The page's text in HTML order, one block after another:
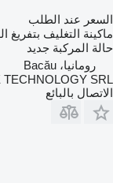
السعر عند الطلب
ماكينة التغليف بتفريغ
حالة المركبة جديد
رومانيا، Bacău
TECHNOLOGY SRL
الاتصال بالبائع